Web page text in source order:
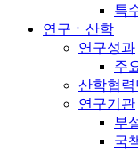
특
연구ㆍ산학
연구성과
주
산학협력
연구기관
부
국